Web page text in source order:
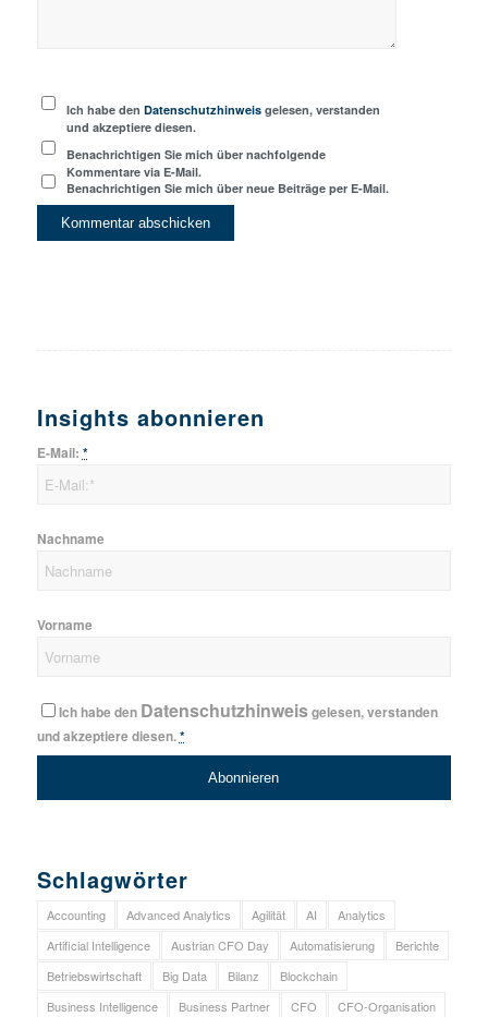
Ich habe denDatenschutzhinweis gelesen, verstanden
und akzeptiere diesen.
Benachrichtigen Sie mich über nachfolgende
Kommentare via E-Mail.
Benachrichtigen Sie mich über neue Beiträge per E-Mail.
Insights abonnieren
E-Mail: *
Nachname
Vorname
Ich habe den Datenschutzhinweisgelesen, verstanden
und akzeptiere diesen.*
Schlagwörter
Accounting Advanced Analytics Agilität AI
Analytics
Artificial Intelligence
Austrian CFO Day Automatisierung
Berichte
Betriebswirtschaft
Big Data Bilanz
Blockchain
Business Intelligence
Business Partner CFO
CFO-Organisation